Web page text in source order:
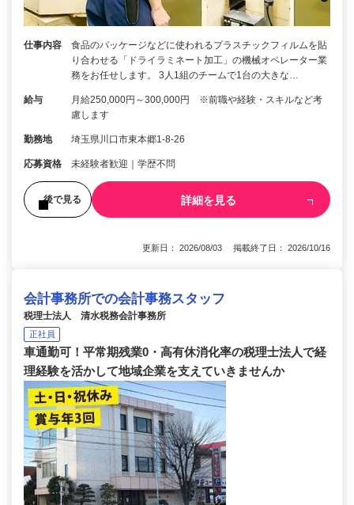
仕事内容
食品のパッケージなどに使われるプラスチックフィルムを貼
り合わせる「ドライラミネート加工」の機械オペレーター業
務をお任せします。 3人1組のチームで1台の大きな…
給与
月給250,000円～300,000円 ※前職や経験・スキルなど考
慮します
勤務地 埼玉県川口市東本郷1-8-26
応募資格 未経験者歓迎｜学歴不問
後で見る 詳細を見る
更新日： 2026/08/03 掲載終了日： 2026/10/16
会計事務所での会計事務スタッフ
税理士法人 清水税務会計事務所
正社員
車通勤可！平常期残業0・高有休消化率の税理士法人で経
理経験を活かして地域企業を支えていきませんか